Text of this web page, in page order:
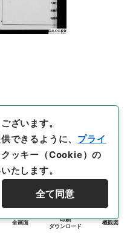
全画面
印刷
ダウンロード
概観図
ざいます。
できるように、 プライ
ッキー（Cookie）の
たします。
全て同意